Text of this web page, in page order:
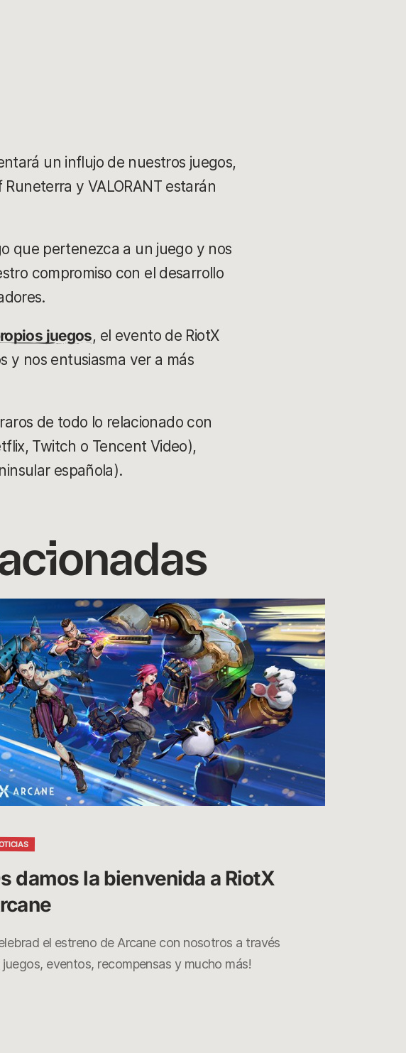
un influjo de nuestros juegos,
y VALORANT estarán
que pertenezca a un juego y nos
compromiso con el desarrollo
juegos, el evento de RiotX
y nos entusiasma ver a más
de todo lo relacionado con
Twitch o Tencent Video),
española).
damos la bienvenida a RiotX
el estreno de Arcane con nosotros a través
juegos, eventos, recompensas y mucho más!